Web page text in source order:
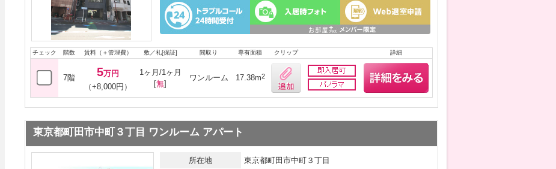
チェック 階数 賃料（＋管理費） 敷／礼[保証] 間取り 専有面積 クリップ 詳細
7階 5万円
（+8,000円）
1ヶ月/1ヶ月
[無]
ワンルーム 17.38m2
東京都町田市中町３丁目 ワンルーム アパート
所在地
東京都町田市中町３丁目